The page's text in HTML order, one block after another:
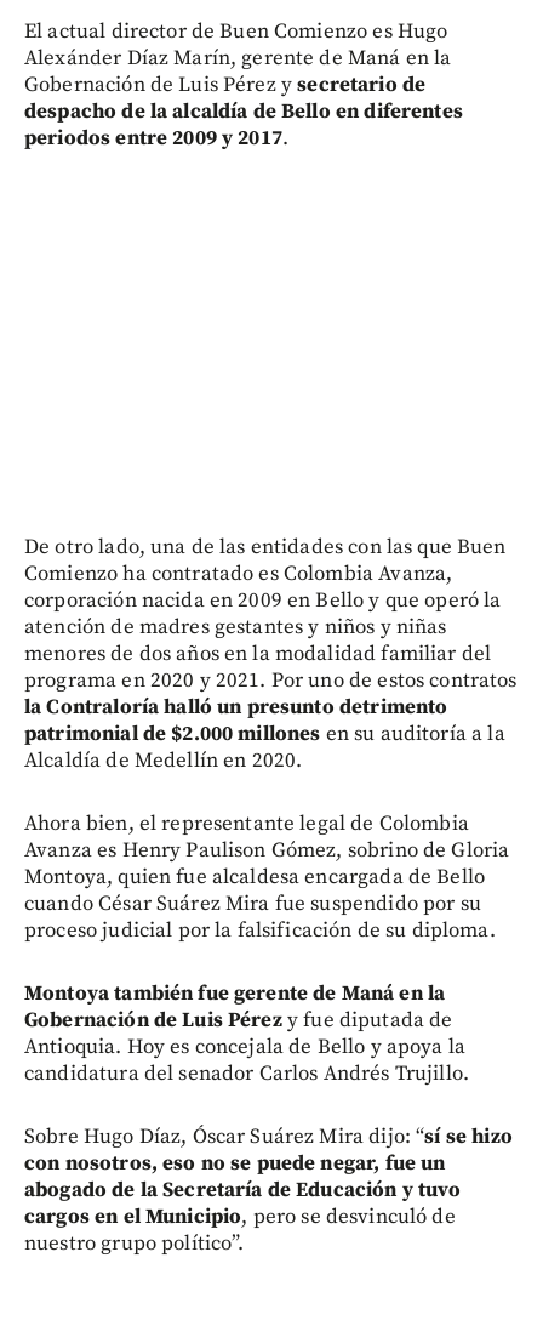
El actual director de Buen Comienzo es Hugo
Alexánder Díaz Marín, gerente de Maná en la
Gobernación de Luis Pérez ysecretario de
despacho de la alcaldía de Bello en diferentes
periodos entre 2009 y 2017.
De otro lado, una de las entidades con las que Buen
Comienzo ha contratado es Colombia Avanza,
corporación nacida en 2009 en Bello y que operó la
atención de madres gestantes y niños y niñas
menores de dos años en la modalidad familiar del
programa en 2020 y 2021. Por uno de estos contratos
la Contraloría halló un presunto detrimento
patrimonial de $2.000 millones en su auditoría a la
Alcaldía de Medellín en 2020.
Ahora bien, el representante legal de Colombia
Avanza es Henry Paulison Gómez, sobrino de Gloria
Montoya, quien fue alcaldesa encargada de Bello
cuando César Suárez Mira fue suspendido por su
proceso judicial por la falsificación de su diploma.
Montoya también fue gerente de Maná en la
Gobernación de Luis Pérezy fue diputada de
Antioquia. Hoy es concejala de Bello y apoya la
candidatura del senador Carlos Andrés Trujillo.
Sobre Hugo Díaz, Óscar Suárez Mira dijo: “sí se hizo
con nosotros, eso no se puede negar, fue un
abogado de la Secretaría de Educación y tuvo
cargos en el Municipio, pero se desvinculó de
nuestro grupo político”.